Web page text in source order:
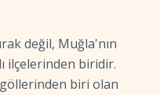
değil, Muğla'nın
ilçelerinden biridir.
biri olan